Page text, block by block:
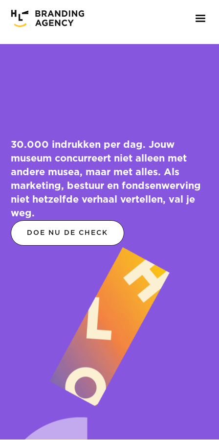
30.000 indrukken per dag. Jouw
museum concurreert niet alleen met
andere musea, maar met alles. Als
marketing, bestuur en fondsenwerving
niet hetzelfde verhaal vertellen, val je
weg.
DOE NU DE CHECK